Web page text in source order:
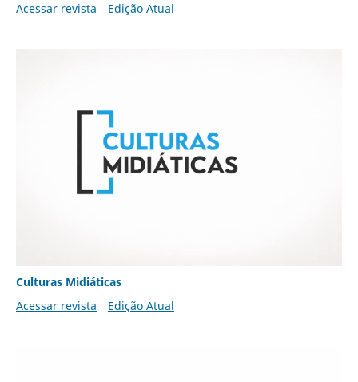
Acessar revista
Edição Atual
Culturas Midiáticas
Acessar revista
Edição Atual